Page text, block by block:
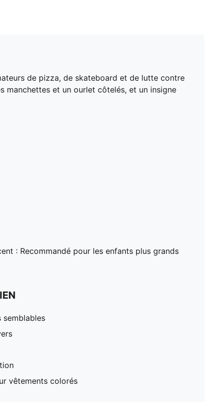
de pizza, de skateboard et de lutte contre
manchettes et un ourlet côtelés, et un insigne
: Recommandé pour les enfants plus grands
semblables
vêtements colorés